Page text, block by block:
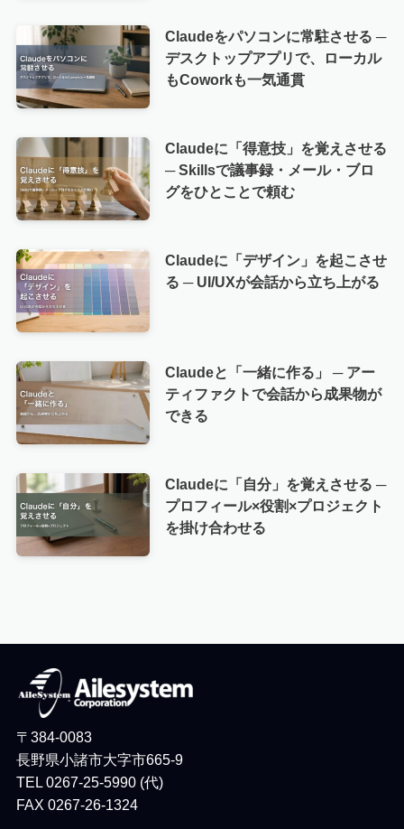
Claudeをパソコンに常駐させる ─
デスクトップアプリで、ローカル
もCoworkも一気通貫
Claudeに「得意技」を覚えさせる
─ Skillsで議事録・メール・ブロ
グをひとことで頼む
Claudeに「デザイン」を起こさせ
る ─ UI/UXが会話から立ち上がる
Claudeと「一緒に作る」 ─ アー
ティファクトで会話から成果物が
できる
Claudeに「自分」を覚えさせる ─
プロフィール×役割×プロジェクト
を掛け合わせる
〒384-0083
長野県小諸市大字市665-9
TEL 0267-25-5990 (代)
FAX 0267-26-1324